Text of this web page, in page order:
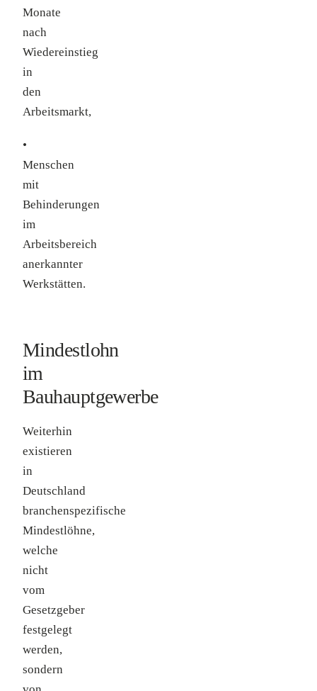
Monate
nach
Wiedereinstieg
in
den
Arbeitsmarkt,
•
Menschen
mit
Behinderungen
im
Arbeitsbereich
anerkannter
Werkstätten.
Mindestlohn
im
Bauhauptgewerbe
Weiterhin
existieren
in
Deutschland
branchenspezifische
Mindestlöhne,
welche
nicht
vom
Gesetzgeber
festgelegt
werden,
sondern